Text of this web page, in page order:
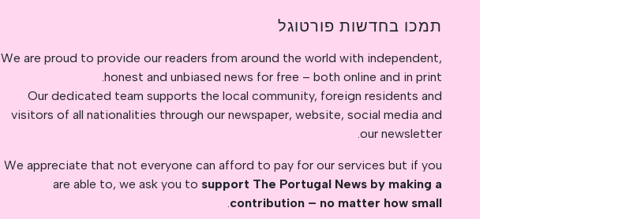
תמכו בחדשות פורטוגל
We are proud to provide our readers from around the world with independent,
honest and unbiased news for free – both online and in print.
Our dedicated team supports the local community, foreign residents and
visitors of all nationalities through our newspaper, website, social media and
our newsletter.
We appreciate that not everyone can afford to pay for our services but if you
are able to, we ask you to support The Portugal News by making a
contribution – no matter how small
.